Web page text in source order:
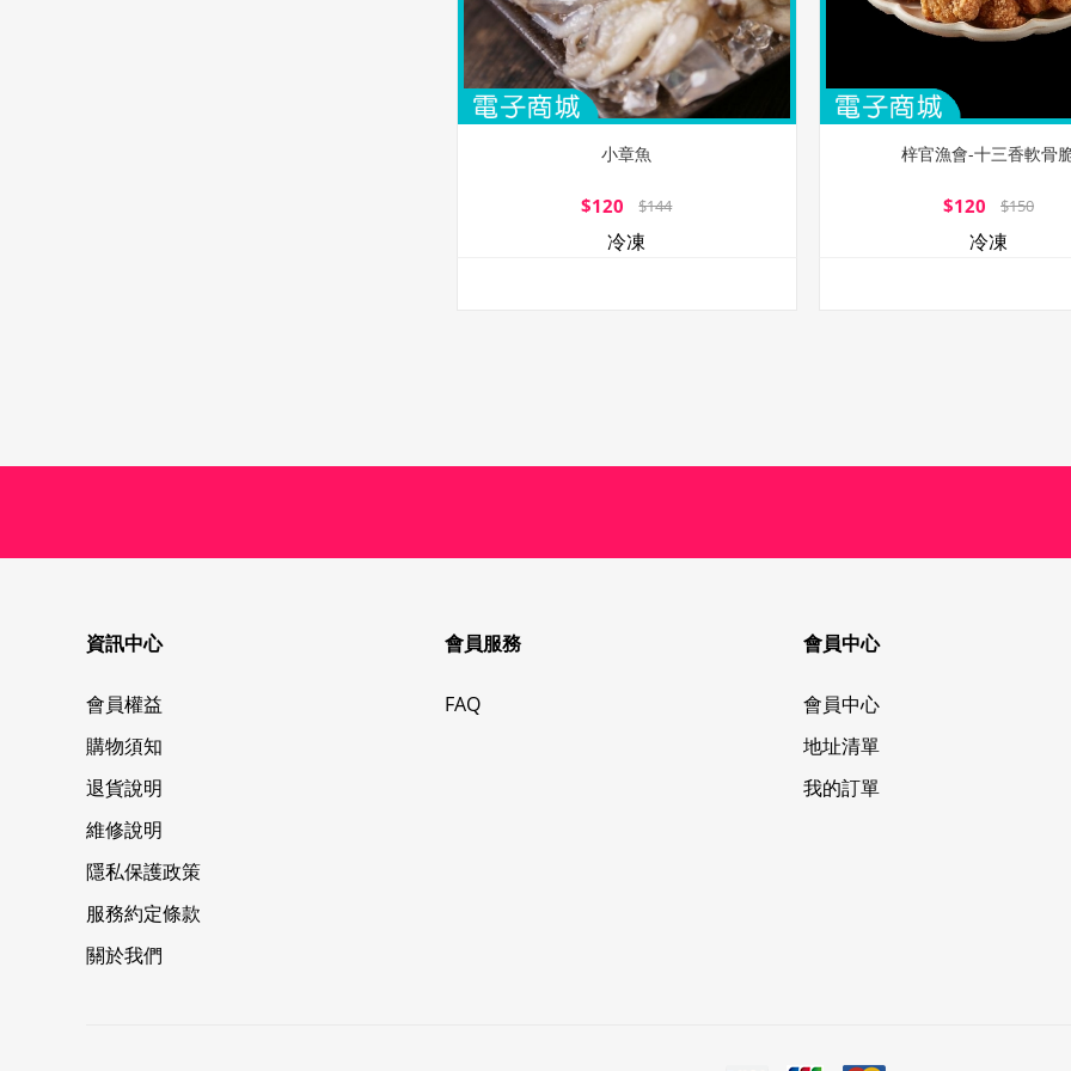
小章魚
$120 $144
冷凍
梓官漁會-十三香軟骨
$120 $150
冷凍
資訊中心
會員權益
購物須知
退貨說明
維修說明
隱私保護政策
服務約定條款
關於我們
會員服務
FAQ
會員中心
會員中心
地址清單
我的訂單